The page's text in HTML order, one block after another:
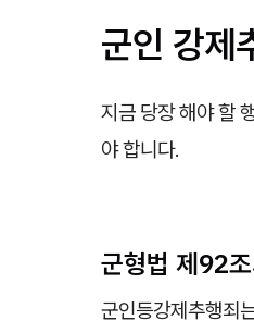
군인 강제
지금 당장 해야 할
야 합니다.
군형법 제92
군인등강제추행죄